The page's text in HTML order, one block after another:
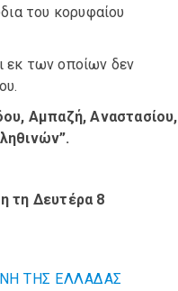
του κορυφαίου
εκ των οποίων δεν
Αμπαζή, Αναστασίου,
τη Δευτέρα 8
ΤΗΣ ΕΛΛΑΔΑΣ